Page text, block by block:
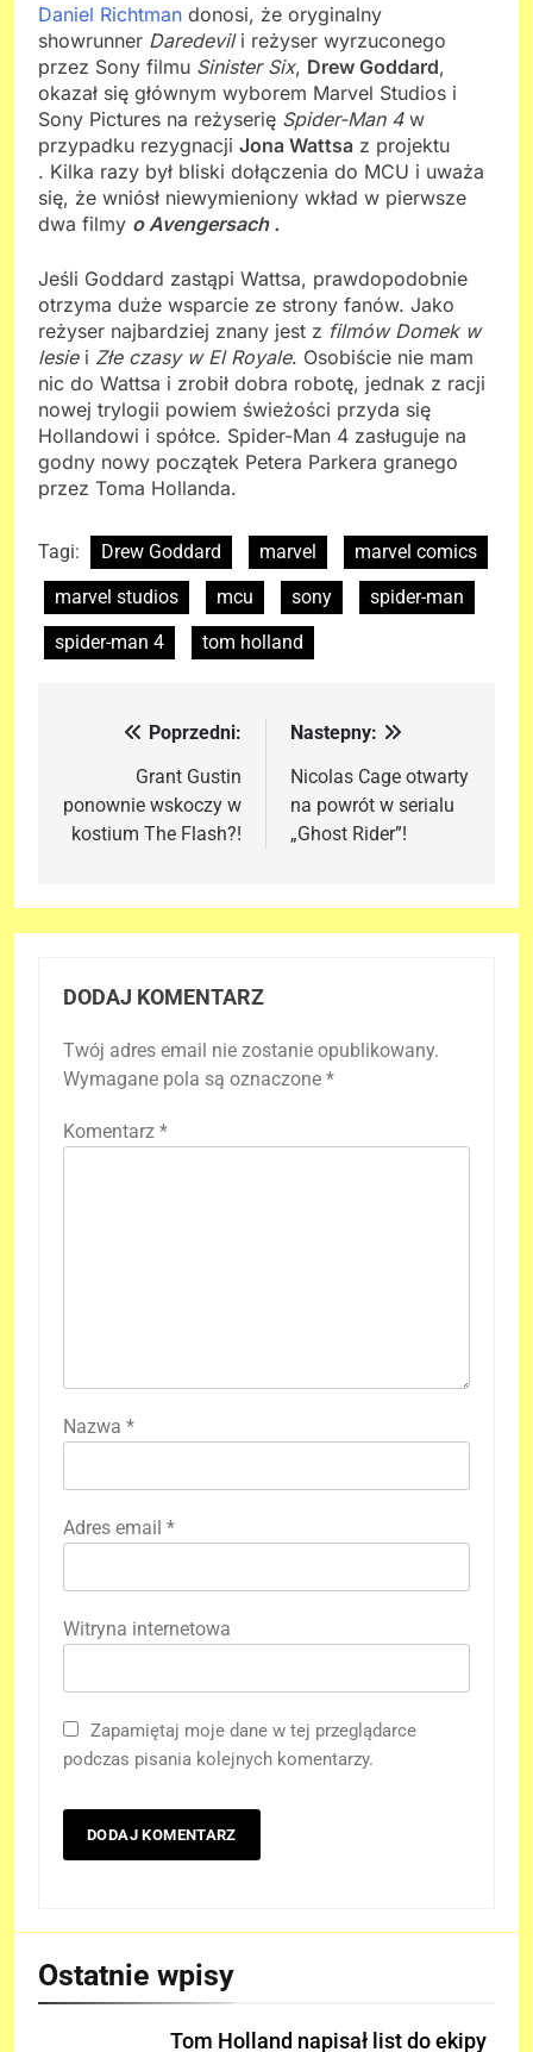
Daniel Richtman donosi, że oryginalny
showrunner Daredevili reżyser wyrzuconego
przez Sony filmu Sinister Six, Drew Goddard,
okazał się głównym wyborem Marvel Studios i
Sony Pictures na reżyserię Spider-Man 4w
przypadku rezygnacji Jona Wattsa z projektu
. Kilka razy był bliski dołączenia do MCU i uważa
się, że wniósł niewymieniony wkład w pierwsze
dwa filmy o Avengersach .
Jeśli Goddard zastąpi Wattsa, prawdopodobnie
otrzyma duże wsparcie ze strony fanów. Jako
reżyser najbardziej znany jest z filmów Domek w
lesiei Złe czasy w El Royale. Osobiście nie mam
nic do Wattsa i zrobił dobra robotę, jednak z racji
nowej trylogii powiem świeżości przyda się
Hollandowi i spółce. Spider-Man 4 zasługuje na
godny nowy początek Petera Parkera granego
przez Toma Hollanda.
Tagi: Drew Goddard marvel
marvel comics
marvel studios
mcu sony
spider-man
spider-man 4
tom holland
NawigacjaPoprzedni:
Grant Gustin
ponownie wskoczy w
kostium The Flash?!
Nastepny:
Nicolas Cage otwarty
na powrót w serialu
„Ghost Rider”!
DODAJ KOMENTARZ
Twój adres email nie zostanie opublikowany.
Wymagane pola są oznaczone *
Komentarz *
Nazwa *
Adres email *
Witryna internetowa
Zapamiętaj moje dane w tej przeglądarce
podczas pisania kolejnych komentarzy.
Ostatnie wpisy
Tom Holland napisał list do ekipy